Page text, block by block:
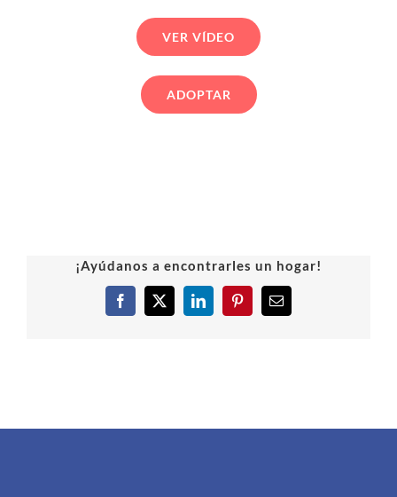
VER VÍDEO
ADOPTAR
¡Ayúdanos a encontrarles un hogar!
Facebook
X LinkedInPinterestCorreo